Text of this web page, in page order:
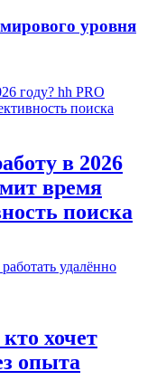
уровня
в 2026
время
поиска
хочет
опыта